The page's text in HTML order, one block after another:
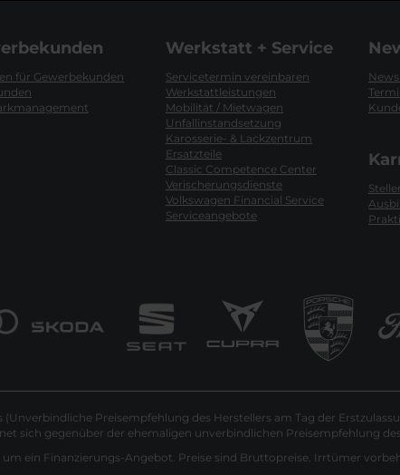
für Gewerbekunden
Werkstatt + Service
Servicetermin vereinbaren
Werkstattleistungen
Mobilität / Mietwagen
Unfallinstandsetzung
Karosserie- & Lackzentrum
Ersatzteile
Classic Competence Center
Verischerungsdienste
Volkswagen Financial Service
Serviceangebote
(Unverbindliche Preisempfehlung des Herstellers am Tag der
sich gegenüber der ehemaligen unverbindlichen Preisempfehlung
um ein Finanzierungs-Angebot. Preise sind Bruttopreise. Irrtümer